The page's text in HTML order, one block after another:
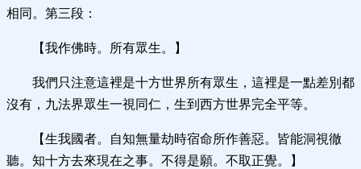
相同。第三段：
【我作佛時。所有眾生。】
我們只注意這裡是十方世界所有眾生，這裡是一點差別都
沒有，九法界眾生一視同仁，生到西方世界完全平等。
【生我國者。自知無量劫時宿命所作善惡。皆能洞視徹
聽。知十方去來現在之事。不得是願。不取正覺。】